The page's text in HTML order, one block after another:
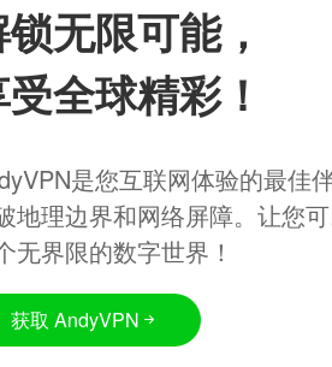
无限可能，
全球精彩！
是您互联网体验的最佳
地理边界和网络屏障。让您
无界限的数字世界！
获取 AndyVPN